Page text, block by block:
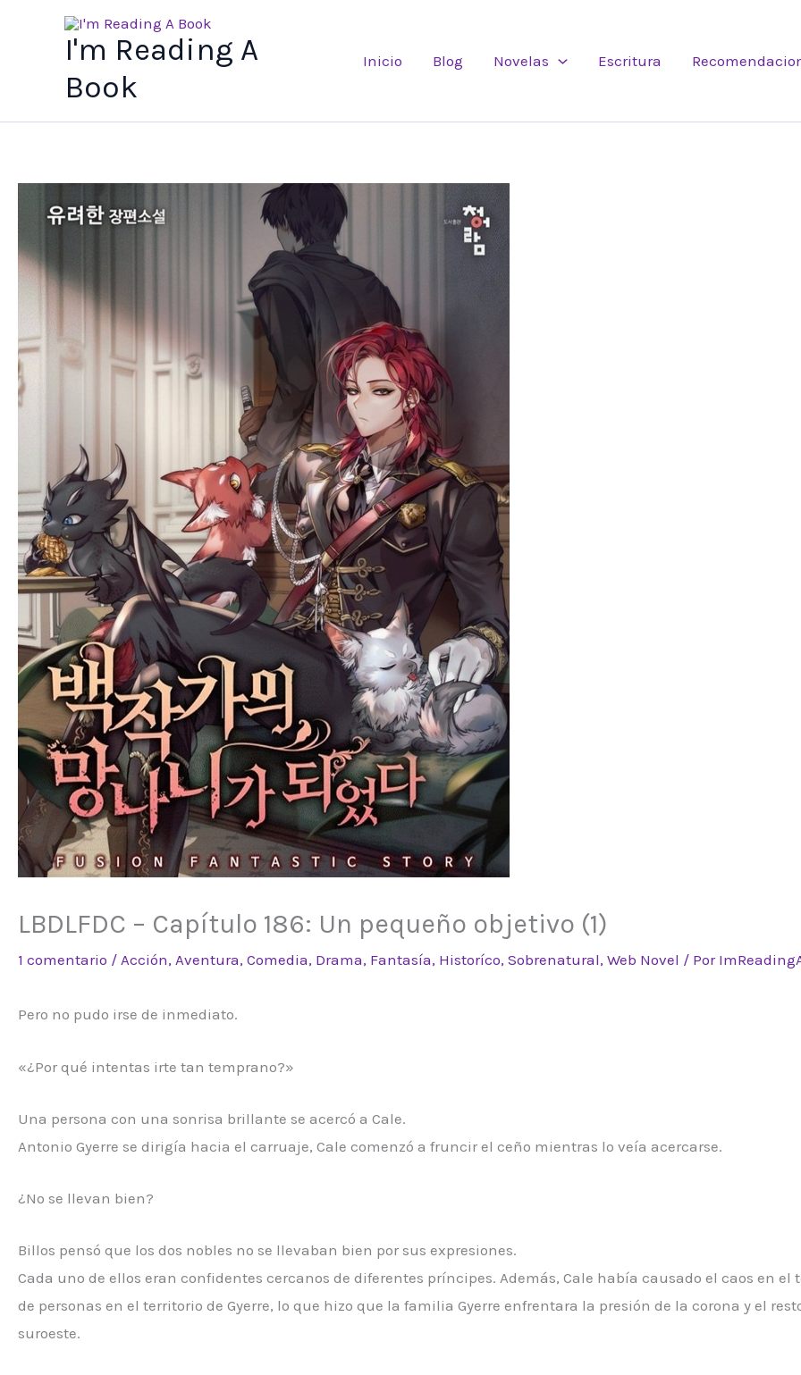
I'm Reading A
Book
Inicio Blog Novelas Escritura
LBDLFDC – Capítulo 186: Un pequeño objetivo (1)
1 comentario / Acción, Aventura, Comedia, Drama, Fantasía, Historíco, Sobrenatural, Web Novel / Por
Pero no pudo irse de inmediato.
«¿Por qué intentas irte tan temprano?»
Una persona con una sonrisa brillante se acercó a Cale.
Antonio Gyerre se dirigía hacia el carruaje, Cale comenzó a fruncir el ceño mientras lo veía acercarse.
¿No se llevan bien?
Billos pensó que los dos nobles no se llevaban bien por sus expresiones.
Cada uno de ellos eran confidentes cercanos de diferentes príncipes. Además, Cale había causado el caos en
de personas en el territorio de Gyerre, lo que hizo que la familia Gyerre enfrentara la presión de la corona y el
suroeste.